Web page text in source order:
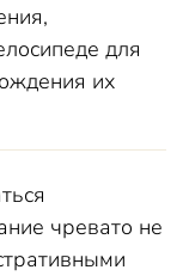
для
их
чревато не